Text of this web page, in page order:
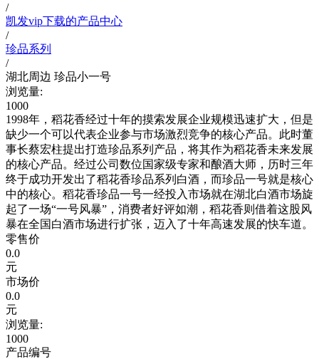
/
凯发vip下载的产品中心
/
珍品系列
/
湖北周边 珍品小一号
浏览量:
1000
1998年，稻花香经过十年的摸索发展企业规模迅速扩大，但是
缺少一个可以代表企业参与市场激烈竞争的核心产品。此时董
事长蔡宏柱提出打造珍品系列产品，将其作为稻花香未来发展
的核心产品。经过公司数位国家级专家和酿酒大师，历时三年
终于成功开发出了稻花香珍品系列白酒，而珍品一号就是核心
中的核心。稻花香珍品一号一经投入市场就在湖北白酒市场旋
起了一场“一号风暴”，消费者好评如潮，稻花香则借着这股风
暴在全国白酒市场进行扩张，迈入了十年高速发展的快车道。
零售价
0.0
元
市场价
0.0
元
浏览量:
1000
产品编号